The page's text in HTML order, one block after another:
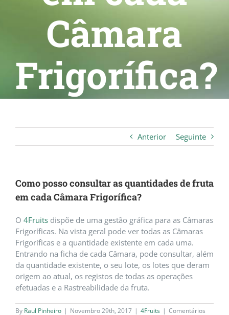
Câmara
Frigorífica?
Anterior Seguinte
Como posso consultar as quantidades de fruta
em cada Câmara Frigorífica?
O 4Fruits dispõe de uma gestão gráfica para as Câmaras
Frigoríficas. Na vista geral pode ver todas as Câmaras
Frigoríficas e a quantidade existente em cada uma.
Entrando na ficha de cada Câmara, pode consultar, além
da quantidade existente, o seu lote, os lotes que deram
origem ao atual, os registos de todas as operações
efetuadas e a Rastreabilidade da fruta.
By Raul Pinheiro | Novembro 29th, 2017 | 4Fruits | Comentários